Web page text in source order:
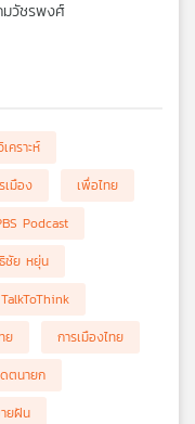
วัชรพงศ์
เคราะห์
เมือง
เพื่อไทย
Podcast
ชัย หยุ่น
TalkToThink
ย
การเมืองไทย
ตนายก
ยฝัน